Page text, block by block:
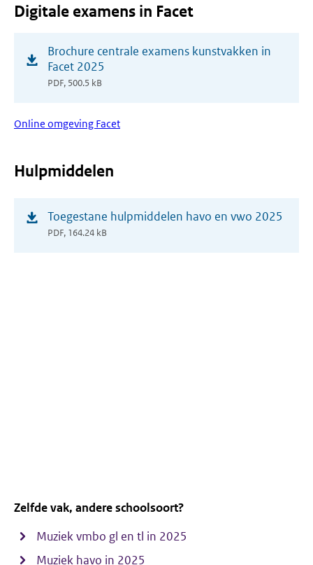
Zelfde vak, andere schoolsoort?
Muziek vmbo gl en tl in 2025
Muziek havo in 2025
Digitale examens in Facet
Brochure centrale examens kunstvakken in
Facet 2025
PDF, 500.5 kB
Online omgeving Facet
Hulpmiddelen
Toegestane hulpmiddelen havo en vwo 2025
PDF, 164.24 kB